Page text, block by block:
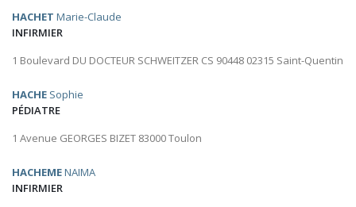
HACHET Marie-Claude
INFIRMIER
1 Boulevard DU DOCTEUR SCHWEITZER CS 90448 02315 Saint-Quentin
HACHE Sophie
PÉDIATRE
1 Avenue GEORGES BIZET 83000 Toulon
HACHEMENAIMA
INFIRMIER